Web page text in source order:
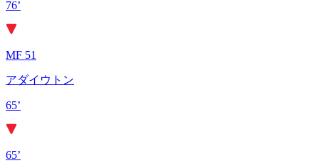
76’
MF 51
アダイウトン
65’
65’